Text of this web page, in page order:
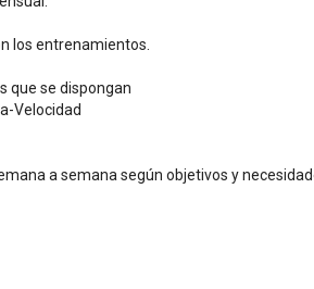
los entrenamientos.
que se dispongan
Velocidad
a semana según objetivos y